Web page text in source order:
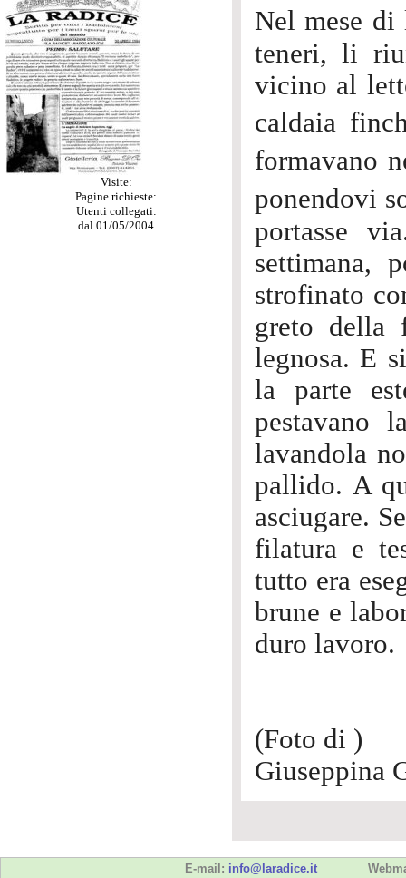
Visite:
Pagine richieste:
Utenti collegati:
dal 01/05/2004
Nel mese
teneri, li
vicino al
caldaia
formavano
ponendovi
portasse
settimana,
strofinato
greto della
legnosa. E
la parte
pestavano
lavandola
pallido. A
asciugare.
filatura e
tutto era
brune e
duro lavoro.
(Foto di )
Giuseppina
E-mail: info@laradice.it